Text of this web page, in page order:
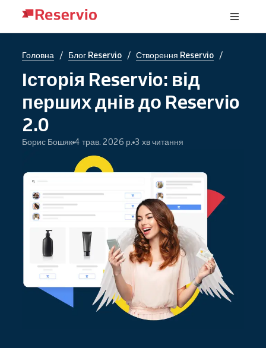
Головна / Блог Reservio / Створення Reservio /
Історія Reservio: від
перших днів до Reservio
2.0
Борис Бошяк 4 трав. 2026 р. 3 хв читання